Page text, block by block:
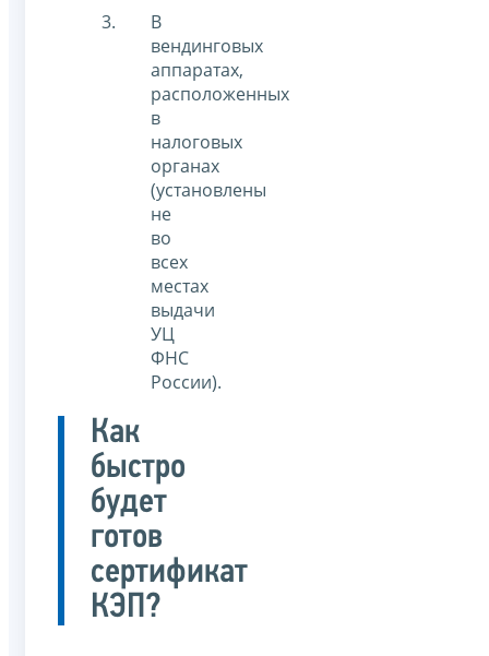
В
вендинговых
аппаратах,
расположенных
в
налоговых
органах
(установлены
не
во
всех
местах
выдачи
УЦ
ФНС
России).
Как
быстро
будет
готов
сертификат
КЭП?